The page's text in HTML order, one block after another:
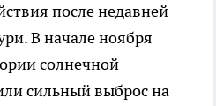
после недавней
В начале ноября
солнечной
сильный выброс на